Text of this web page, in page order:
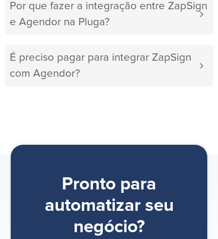
Por que fazer a integração entre ZapSign
e Agendor na Pluga?
É preciso pagar para integrar ZapSign
com Agendor?
Pronto para
automatizar seu
negócio?